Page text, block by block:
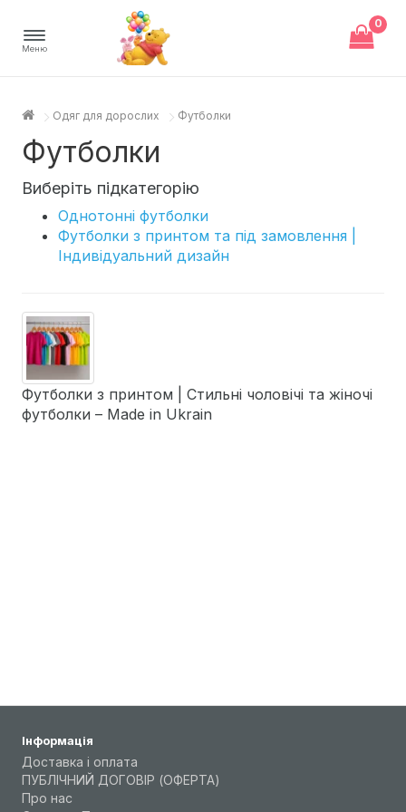
Меню
0
Одяг для дорослих Футболки
Футболки
Виберіть підкатегорію
Однотонні футболки
Футболки з принтом та під замовлення |
Індивідуальний дизайн
Футболки з принтом | Стильні чоловічі та жіночі
футболки – Made in Ukrain
Інформація
Доставка і оплата
ПУБЛІЧНИЙ ДОГОВІР (ОФЕРТА)
Про нас